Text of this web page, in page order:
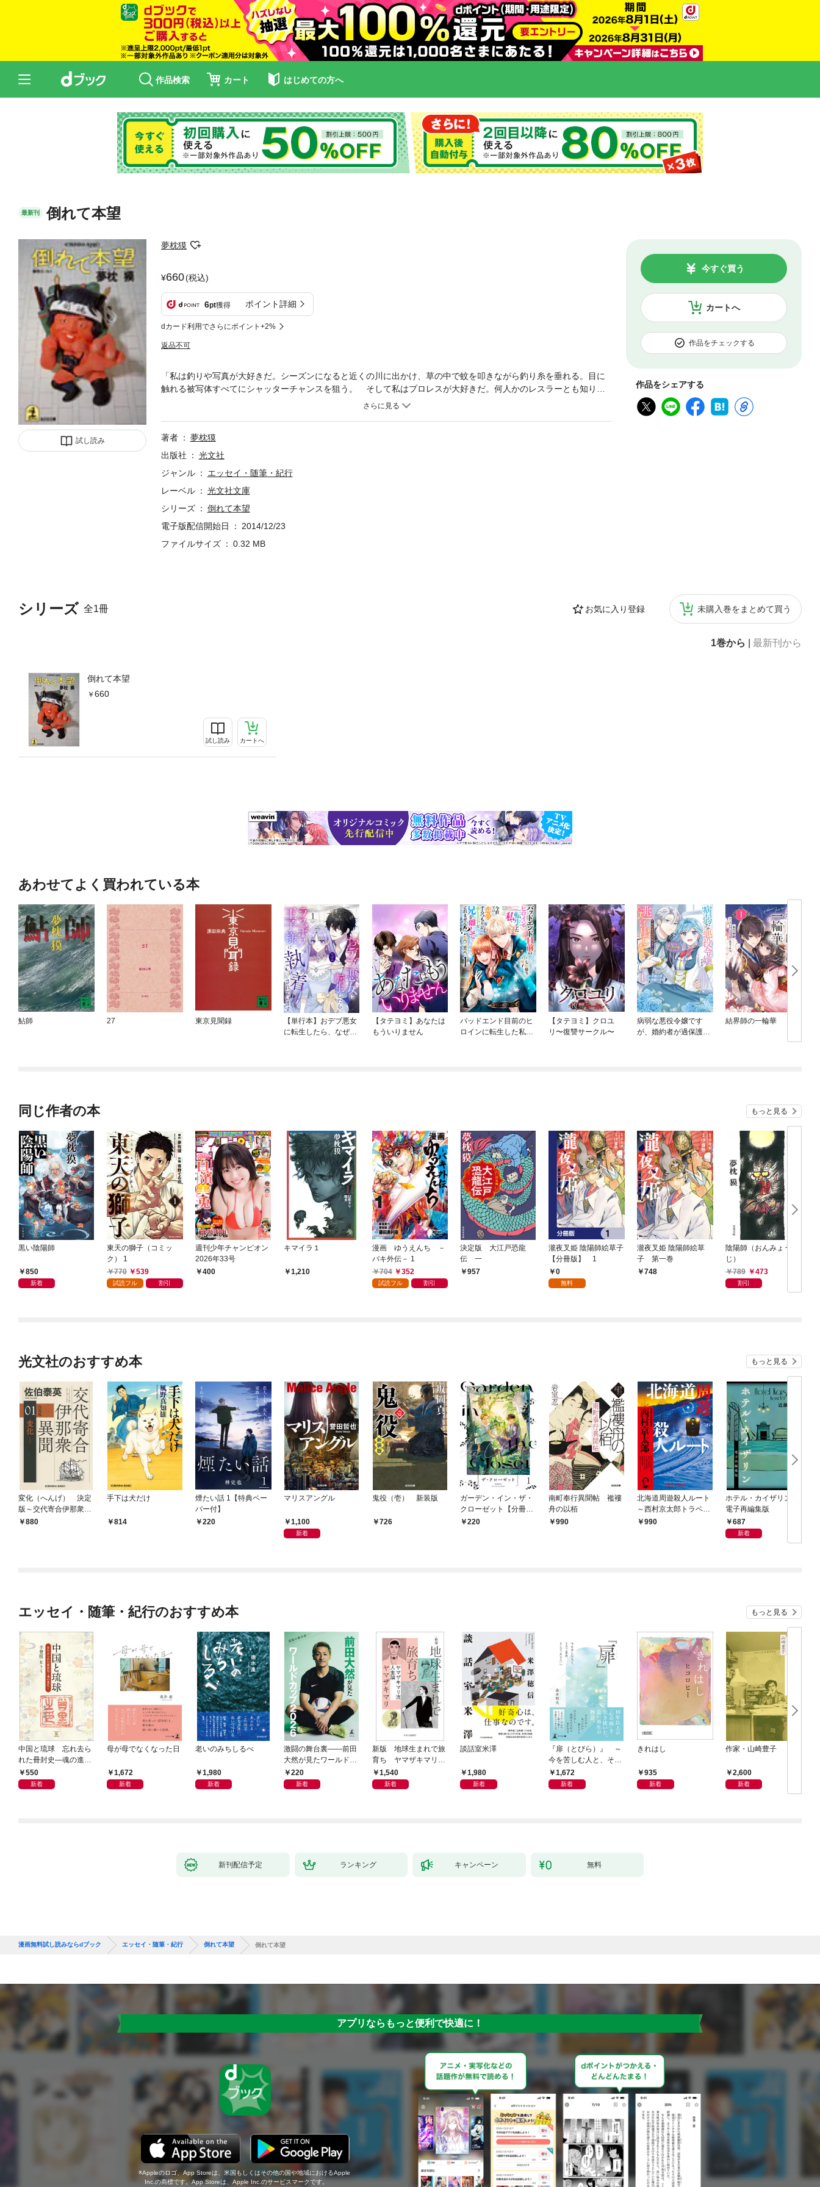
作品検索 カート はじめての方へ
最新刊 倒れて本望
試し読み
夢枕獏
660(税込)
6pt獲得 ポイント詳細
dカード利用でさらにポイント+2%
返品不可
カートへ
今すぐ買う
作品をチェックする
作品をシェアする
シリーズ 全1冊 お気に入り登録 未購入巻をまとめて買う
1巻から 最新刊から
倒れて本望
660
試し読み カートへ
「私は釣りや写真が大好きだ。シーズンになると近くの川に出かけ、草の中で蚊を叩きながら釣り糸を垂れる。目に
触れる被写体すべてにシャッターチャンスを狙う。 そして私はプロレスが大好きだ。何人かのレスラーとも知り合
い、格闘技への興味も益々深まった」 関節技の切れ味、回し蹴りの破壊力で夢枕獏が放つ痛快エッセイ！
著者
夢枕獏
出版社
光文社
ジャンル
エッセイ・随筆・紀行
レーベル
光文社文庫
シリーズ
倒れて本望
電子版配信開始日
2014/12/23
ファイルサイズ
0.32 MB
あわせてよく買われている本
鮎師 27 東京見聞録
【単行本】おデブ悪女
に転生したら、なぜか
【タテヨミ】あなたは
もういりません
バッドエンド目前のヒ
ロインに転生した私、
【タテヨミ】クロユ
リ〜復讐サークル〜
病弱な悪役令嬢です
が、婚約者が過保護す
結界師の一輪華
同じ作者の本 もっと見る
黒い陰陽師
850
新着
東天の獅子（コミッ
ク） 1
770
539
試読フル 割引
週刊少年チャンピオン
2026年33号
400
キマイラ１
1,210
漫画 ゆうえんち －
バキ外伝－ 1
704
352
試読フル 割引
決定版 大江戸恐龍
伝 一
957
瀧夜叉姫 陰陽師絵草子
【分冊版】 1
0
無料
瀧夜叉姫 陰陽師絵草
子 第一巻
748
陰陽師（おんみょう
じ）
789
473
割引
光文社のおすすめ本 もっと見る
変化（へんげ） 決定
版～交代寄合伊那衆異
聞（1）～
880
手下は犬だけ
814
煙たい話 1【特典ペー
パー付】
220
マリスアングル
1,100
新着
鬼役（壱） 新装版
726
ガーデン・イン・ザ・
クローゼット【分冊
版】1
220
南町奉行異聞帖 襤褸
舟の以栢
990
北海道周遊殺人ルート
～西村京太郎トラベル
ミステリー・セレクシ
990
ホテル・カイザリン
電子再編集版
687
新着
エッセイ・随筆・紀行のおすすめ本 もっと見る
中国と琉球 忘れ去ら
れた冊封史―魂の進化
―550
新着
母が母でなくなった日
1,672
新着
老いのみちしるべ
1,980
新着
激闘の舞台裏――前田
大然が見たワールドカ
ップ2026
220
新着
新版 地球生まれで旅
育ち ヤマザキマリ流
人生論
1,540
新着
談話室米澤
1,980
新着
『扉（とびら）』 ～
今を苦しむ人と、その
ご家族、そして「あな
た」へ～
1,672
新着
きれはし
935
新着
作家・山崎豊子
2,600
新着
新刊配信予定 ランキング キャンペーン 無料
漫画無料試し読みならdブック エッセイ・随筆・紀行 倒れて本望 倒れて本望
アプリならもっと便利で快適に！
Appleのロゴ、App Storeは、米国もしくはその他の国や地域におけるApple
Inc.の商標です。App Storeは、Apple Inc.のサービスマークです。